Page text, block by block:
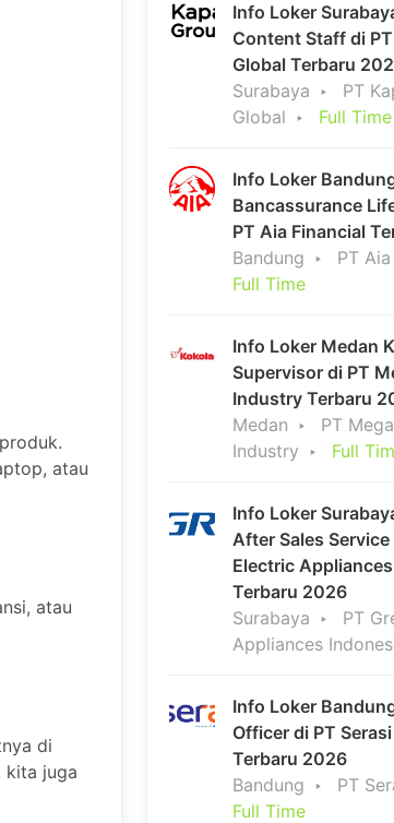
atau
atau
di
kita juga
Info Loker
Content Staff di
Global Terbaru
Surabaya
PT
Global
Full Time
Info Loker
Bancassurance
PT Aia Financial
Bandung
PT
Full Time
Info Loker Medan
Supervisor di PT
Industry Terbaru
Medan
PT
Industry
Full
Info Loker
After Sales Service
Electric
Terbaru 2026
Surabaya
PT
Appliances
Info Loker
Officer di PT
Terbaru 2026
Bandung
PT
Full Time